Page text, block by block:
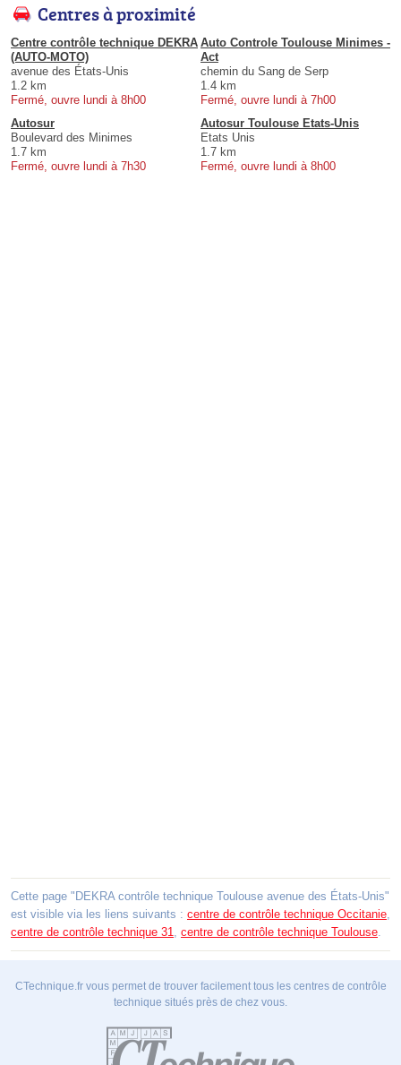
Centres à proximité
Centre contrôle technique DEKRA
(AUTO-MOTO)
avenue des États-Unis
1.2 km
Fermé, ouvre lundi à 8h00
Auto Controle Toulouse Minimes -
Act
chemin du Sang de Serp
1.4 km
Fermé, ouvre lundi à 7h00
Autosur
Boulevard des Minimes
1.7 km
Fermé, ouvre lundi à 7h30
Autosur Toulouse Etats-Unis
Etats Unis
1.7 km
Fermé, ouvre lundi à 8h00
Cette page "DEKRA contrôle technique Toulouse avenue des États-Unis"
est visible via les liens suivants : centre de contrôle technique Occitanie,
centre de contrôle technique 31, centre de contrôle technique Toulouse.
CTechnique.fr vous permet de trouver facilement tous les centres de contrôle
technique situés près de chez vous.